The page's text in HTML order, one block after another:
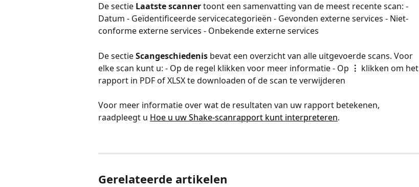
De sectie Laatste scanner toont een samenvatting van de meest recente scan: -
Datum - Geïdentificeerde servicecategorieën - Gevonden externe services - Niet-
conforme externe services - Onbekende externe services
De sectie Scangeschiedenis bevat een overzicht van alle uitgevoerde scans. Voor
elke scan kunt u: - Op de regel klikken voor meer informatie - Op ⋮ klikken om het
rapport in PDF of XLSX te downloaden of de scan te verwijderen
Voor meer informatie over wat de resultaten van uw rapport betekenen,
raadpleegt u Hoe u uw Shake-scanrapport kunt interpreteren.
Gerelateerde artikelen